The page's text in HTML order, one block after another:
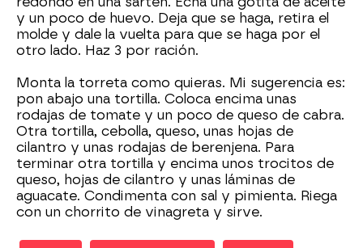
y un poco de huevo. Deja que se haga, retira el
molde y dale la vuelta para que se haga por el
otro lado. Haz 3 por ración.
Monta la torreta como quieras. Mi sugerencia es:
pon abajo una tortilla. Coloca encima unas
rodajas de tomate y un poco de queso de cabra.
Otra tortilla, cebolla, queso, unas hojas de
cilantro y unas rodajas de berenjena. Para
terminar otra tortilla y encima unos trocitos de
queso, hojas de cilantro y unas láminas de
aguacate. Condimenta con sal y pimienta. Riega
con un chorrito de vinagreta y sirve.